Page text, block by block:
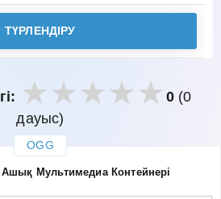
ТҮРЛЕНДІРУ
0(0
дауыс)
OGG
Мультимедиа Контейнері